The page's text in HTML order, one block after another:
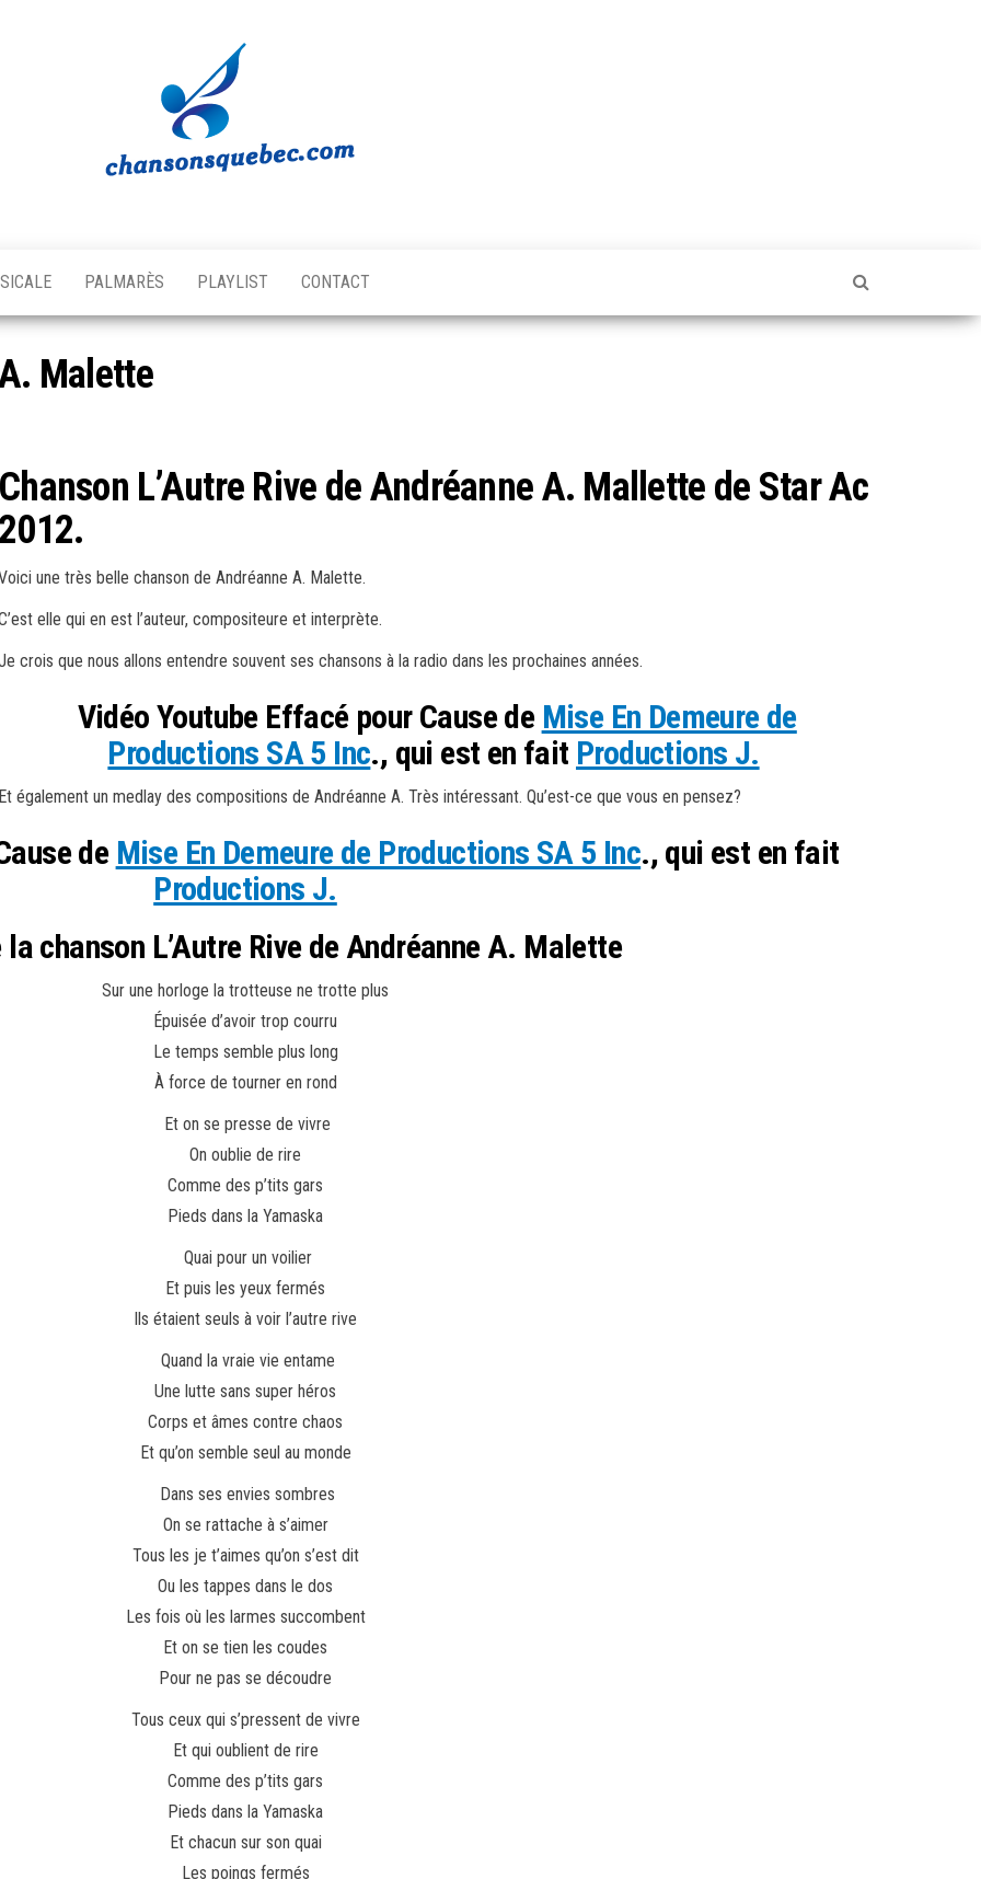
Québec
musicale
québécoise!
PALMARÈS PLAYLIST CONTACT
Malette
Chanson L’Autre Rive de Andréanne A. Mallette de Star Ac
2012.
une très belle chanson de Andréanne A. Malette.
elle qui en est l’auteur, compositeure et interprète.
crois que nous allons entendre souvent ses chansons à la radio dans les prochaines années.
Vidéo Youtube Effacé pour Cause de Mise En Demeure de
Productions SA 5 Inc., qui est en fait Productions J.
Et également un medlay des compositions de Andréanne A. Très intéressant. Qu’est-ce que vous en pensez?
de Mise En Demeure de Productions SA 5 Inc., qui est en fait
Productions J.
chanson L’Autre Rive de Andréanne A. Malette
Sur une horloge la trotteuse ne trotte plus
Épuisée d’avoir trop courru
Le temps semble plus long
À force de tourner en rond
Et on se presse de vivre
On oublie de rire
Comme des p’tits gars
Pieds dans la Yamaska
Quai pour un voilier
Et puis les yeux fermés
Ils étaient seuls à voir l’autre rive
Quand la vraie vie entame
Une lutte sans super héros
Corps et âmes contre chaos
Et qu’on semble seul au monde
Dans ses envies sombres
On se rattache à s’aimer
Tous les je t’aimes qu’on s’est dit
Ou les tappes dans le dos
Les fois où les larmes succombent
Et on se tien les coudes
Pour ne pas se découdre
Tous ceux qui s’pressent de vivre
Et qui oublient de rire
Comme des p’tits gars
Pieds dans la Yamaska
Et chacun sur son quai
Les poings fermés